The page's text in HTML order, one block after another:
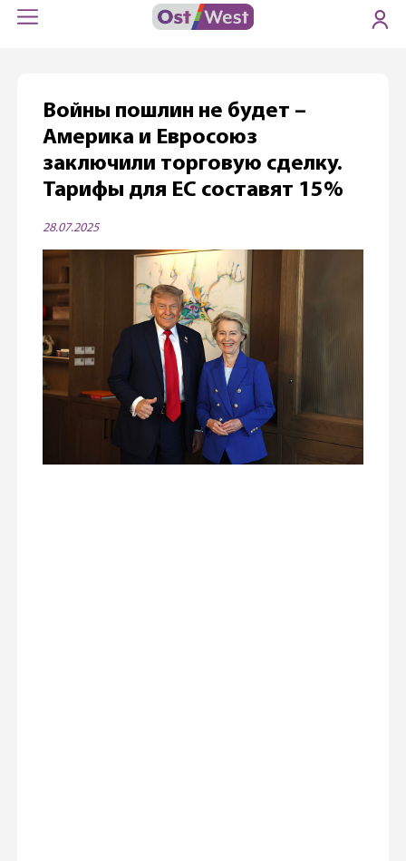
Войны пошлин не будет –
Америка и Евросоюз
заключили торговую сделку.
Тарифы для ЕС составят 15%
28.07.2025